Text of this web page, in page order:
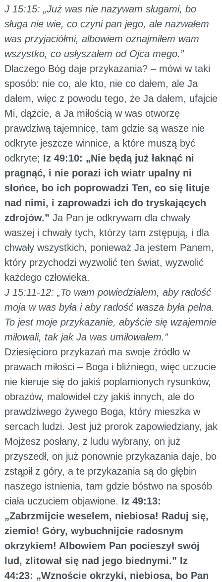
J 15:15: „Już was nie nazywam sługami, bo
sługa nie wie, co czyni pan jego, ale nazwałem
was przyjaciółmi, albowiem oznajmiłem wam
wszystko, co usłyszałem od Ojca mego.”
Dlaczego Bóg daje przykazania? – mówi w taki
sposób: nie co, ale kto, nie co dałem, ale Ja
dałem, więc z powodu tego, że Ja dałem, ufajcie
Mi, dążcie, a Ja miłością w was otworzę
prawdziwą tajemnicę, tam gdzie są wasze nie
odkryte jeszcze winnice, a które muszą być
odkryte; Iz 49:10: „Nie będą już łaknąć ni
pragnąć, i nie porazi ich wiatr upalny ni
słońce, bo ich poprowadzi Ten, co się lituje
nad nimi, i zaprowadzi ich do tryskających
zdrojów.” Ja Pan je odkrywam dla chwały
waszej i chwały tych, którzy tam zstępują, i dla
chwały wszystkich, ponieważ Ja jestem Panem,
który przychodzi wyzwolić ten świat, wyzwolić
każdego człowieka.
J 15:11-12: „To wam powiedziałem, aby radość
moja w was była i aby radość wasza była pełna.
To jest moje przykazanie, abyście się wzajemnie
miłowali, tak jak Ja was umiłowałem.”
Dziesięcioro przykazań ma swoje źródło w
prawach miłości – Boga i bliźniego, więc uczucie
nie kieruje się do jakiś poplamionych rysunków,
obrazów, malowideł czy jakiś innych, ale do
prawdziwego żywego Boga, który mieszka w
sercach ludzi. Jest już prorok zapowiedziany, jak
Mojżesz posłany, z ludu wybrany, on już
przyszedł, on już ponownie przykazania daje, bo
zstąpił z góry, a te przykazania są do głębin
naszego istnienia, tam gdzie bóstwo na sposób
ciała uczuciem objawione. Iz 49:13:
„Zabrzmijcie weselem, niebiosa! Raduj się,
ziemio! Góry, wybuchnijcie radosnym
okrzykiem! Albowiem Pan pocieszył swój
lud, zlitował się nad jego biednymi.” Iz
44:23: „Wznoście okrzyki, niebiosa, bo Pan